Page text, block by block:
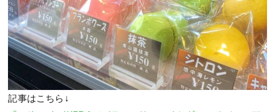
記事はこちら↓